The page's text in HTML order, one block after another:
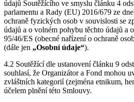
údajů Soutěžícího ve smyslu článku 4
parlamentu a Rady (EU) 2016/679 ze
ochraně fyzických osob v souvislosti se
údajů a o volném pohybu těchto údajů a
95/46/ES (obecné nařízení o ochraně
(dále jen „Osobní údaje“).
4.2 Soutěžící dle ustanovení článku 9
souhlasí, že Organizátor a Fond mohou
zvláštních kategorií (zejména etnikum,
účelem plnění této Smlouvy.